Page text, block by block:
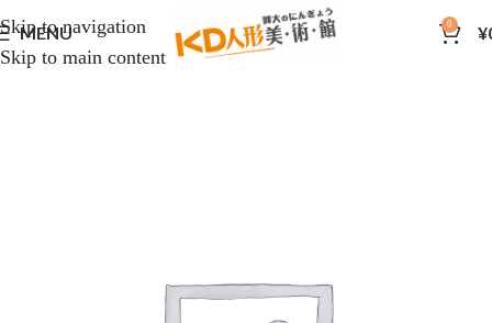
Skip to navigation
Skip to main content
MENU 0 ¥